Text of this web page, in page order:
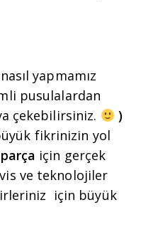
yapmamız
pusulalardan
çekebilirsiniz.
)
fikrinizin yol
için gerçek
ve teknolojiler
için büyük